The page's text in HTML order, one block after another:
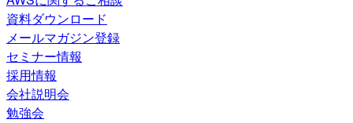
資料ダウンロード
メールマガジン登録
セミナー情報
採用情報
会社説明会
勉強会